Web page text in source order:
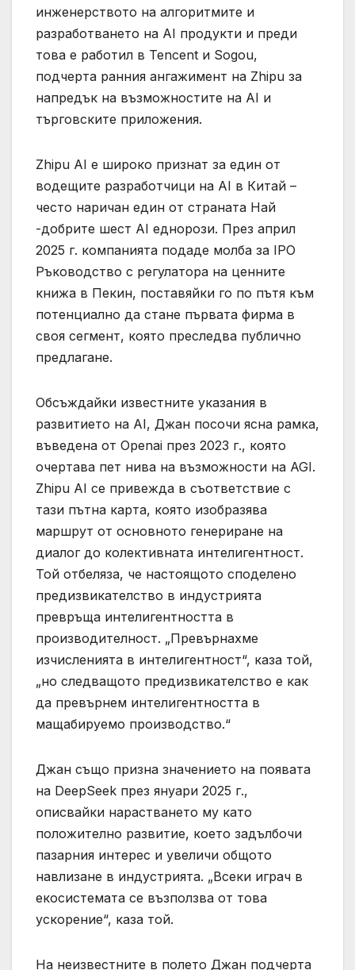
инженерството на алгоритмите и
разработването на AI продукти и преди
това е работил в Tencent и Sogou,
подчерта ранния ангажимент на Zhipu за
напредък на възможностите на AI и
търговските приложения.
Zhipu AI е широко признат за един от
водещите разработчици на AI в Китай –
често наричан един от страната Най
-добрите шест AI еднорози. През април
2025 г. компанията подаде молба за IPO
Ръководство с регулатора на ценните
книжа в Пекин, поставяйки го по пътя към
потенциално да стане първата фирма в
своя сегмент, която преследва публично
предлагане.
Обсъждайки известните указания в
развитието на AI, Джан посочи ясна рамка,
въведена от Openai през 2023 г., която
очертава пет нива на възможности на AGI.
Zhipu AI се привежда в съответствие с
тази пътна карта, която изобразява
маршрут от основното генериране на
диалог до колективната интелигентност.
Той отбеляза, че настоящото споделено
предизвикателство в индустрията
превръща интелигентността в
производителност. „Превърнахме
изчисленията в интелигентност“, каза той,
„но следващото предизвикателство е как
да превърнем интелигентността в
мащабируемо производство.“
Джан също призна значението на появата
на DeepSeek през януари 2025 г.,
описвайки нарастването му като
положително развитие, което задълбочи
пазарния интерес и увеличи общото
навлизане в индустрията. „Всеки играч в
екосистемата се възползва от това
ускорение“, каза той.
На неизвестните в полето Джан подчерта